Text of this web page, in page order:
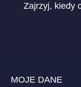
Zajrzyj, kiedy
MOJE DANE